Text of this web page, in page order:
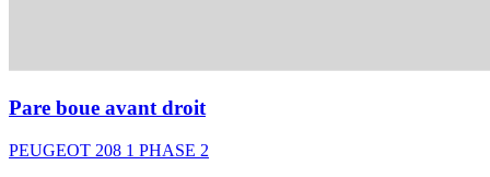
Pare boue avant droit
PEUGEOT 208 1 PHASE 2